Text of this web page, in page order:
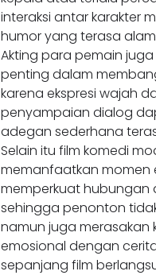
interaksi antar karakter
humor yang terasa
Akting para pemain juga
penting dalam
karena ekspresi wajah
penyampaian dialog
adegan sederhana
Selain itu film komedi
memanfaatkan momen
memperkuat hubungan
sehingga penonton
namun juga merasakan
emosional dengan
sepanjang film